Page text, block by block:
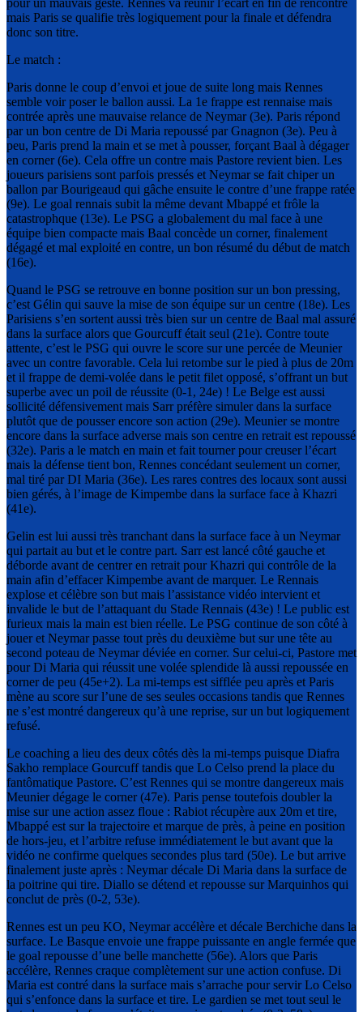
pour un mauvais geste. Rennes va réunir l’écart en fin de rencontre
mais Paris se qualifie très logiquement pour la finale et défendra
donc son titre.
Le match :
Paris donne le coup d’envoi et joue de suite long mais Rennes
semble voir poser le ballon aussi. La 1e frappe est rennaise mais
contrée après une mauvaise relance de Neymar (3e). Paris répond
par un bon centre de Di Maria repoussé par Gnagnon (3e). Peu à
peu, Paris prend la main et se met à pousser, forçant Baal à dégager
en corner (6e). Cela offre un contre mais Pastore revient bien. Les
joueurs parisiens sont parfois pressés et Neymar se fait chiper un
ballon par Bourigeaud qui gâche ensuite le contre d’une frappe ratée
(9e). Le goal rennais subit la même devant Mbappé et frôle la
catastrophque (13e). Le PSG a globalement du mal face à une
équipe bien compacte mais Baal concède un corner, finalement
dégagé et mal exploité en contre, un bon résumé du début de match
(16e).
Quand le PSG se retrouve en bonne position sur un bon pressing,
c’est Gélin qui sauve la mise de son équipe sur un centre (18e). Les
Parisiens s’en sortent aussi très bien sur un centre de Baal mal assuré
dans la surface alors que Gourcuff était seul (21e). Contre toute
attente, c’est le PSG qui ouvre le score sur une percée de Meunier
avec un contre favorable. Cela lui retombe sur le pied à plus de 20m
et il frappe de demi-volée dans le petit filet opposé, s’offrant un but
superbe avec un poil de réussite (0-1, 24e) ! Le Belge est aussi
sollicité défensivement mais Sarr préfère simuler dans la surface
plutôt que de pousser encore son action (29e). Meunier se montre
encore dans la surface adverse mais son centre en retrait est repoussé
(32e). Paris a le match en main et fait tourner pour creuser l’écart
mais la défense tient bon, Rennes concédant seulement un corner,
mal tiré par DI Maria (36e). Les rares contres des locaux sont aussi
bien gérés, à l’image de Kimpembe dans la surface face à Khazri
(41e).
Gelin est lui aussi très tranchant dans la surface face à un Neymar
qui partait au but et le contre part. Sarr est lancé côté gauche et
déborde avant de centrer en retrait pour Khazri qui contrôle de la
main afin d’effacer Kimpembe avant de marquer. Le Rennais
explose et célèbre son but mais l’assistance vidéo intervient et
invalide le but de l’attaquant du Stade Rennais (43e) ! Le public est
furieux mais la main est bien réelle. Le PSG continue de son côté à
jouer et Neymar passe tout près du deuxième but sur une tête au
second poteau de Neymar déviée en corner. Sur celui-ci, Pastore met
pour Di Maria qui réussit une volée splendide là aussi repoussée en
corner de peu (45e+2). La mi-temps est sifflée peu après et Paris
mène au score sur l’une de ses seules occasions tandis que Rennes
ne s’est montré dangereux qu’à une reprise, sur un but logiquement
refusé.
Le coaching a lieu des deux côtés dès la mi-temps puisque Diafra
Sakho remplace Gourcuff tandis que Lo Celso prend la place du
fantômatique Pastore. C’est Rennes qui se montre dangereux mais
Meunier dégage le corner (47e). Paris pense toutefois doubler la
mise sur une action assez floue : Rabiot récupère aux 20m et tire,
Mbappé est sur la trajectoire et marque de près, à peine en position
de hors-jeu, et l’arbitre refuse immédiatement le but avant que la
vidéo ne confirme quelques secondes plus tard (50e). Le but arrive
finalement juste après : Neymar décale Di Maria dans la surface de
la poitrine qui tire. Diallo se détend et repousse sur Marquinhos qui
conclut de près (0-2, 53e).
Rennes est un peu KO, Neymar accélère et décale Berchiche dans la
surface. Le Basque envoie une frappe puissante en angle fermée que
le goal repousse d’une belle manchette (56e). Alors que Paris
accélère, Rennes craque complètement sur une action confuse. Di
Maria est contré dans la surface mais s’arrache pour servir Lo Celso
qui s’enfonce dans la surface et tire. Le gardien se met tout seul le